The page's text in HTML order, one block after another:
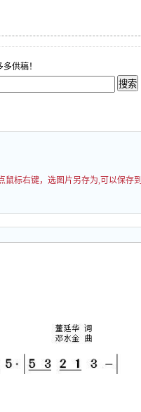
供稿！
鼠标右键，选图片另存为,可以保存到